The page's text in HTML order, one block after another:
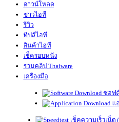
ดาวน์โหลด
ข่าวไอที
รีวิว
ทิปส์ไอที
สินค้าไอที
เช็ครอบหนัง
รวมคลิป Thaiware
เครื่องมือ
ซอฟ
แ
เช็คความเร็วเน็ต